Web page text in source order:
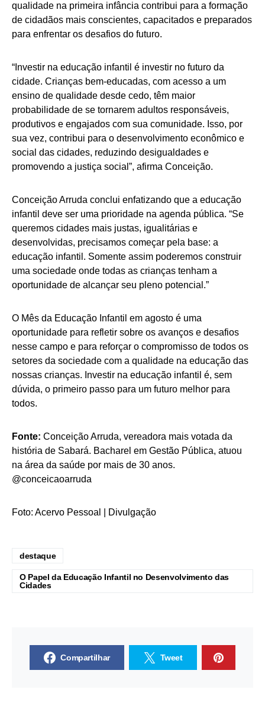
qualidade na primeira infância contribui para a formação
de cidadãos mais conscientes, capacitados e preparados
para enfrentar os desafios do futuro.
“Investir na educação infantil é investir no futuro da
cidade. Crianças bem-educadas, com acesso a um
ensino de qualidade desde cedo, têm maior
probabilidade de se tornarem adultos responsáveis,
produtivos e engajados com sua comunidade. Isso, por
sua vez, contribui para o desenvolvimento econômico e
social das cidades, reduzindo desigualdades e
promovendo a justiça social”, afirma Conceição.
Conceição Arruda conclui enfatizando que a educação
infantil deve ser uma prioridade na agenda pública. “Se
queremos cidades mais justas, igualitárias e
desenvolvidas, precisamos começar pela base: a
educação infantil. Somente assim poderemos construir
uma sociedade onde todas as crianças tenham a
oportunidade de alcançar seu pleno potencial.”
O Mês da Educação Infantil em agosto é uma
oportunidade para refletir sobre os avanços e desafios
nesse campo e para reforçar o compromisso de todos os
setores da sociedade com a qualidade na educação das
nossas crianças. Investir na educação infantil é, sem
dúvida, o primeiro passo para um futuro melhor para
todos.
Fonte: Conceição Arruda, vereadora mais votada da
história de Sabará. Bacharel em Gestão Pública, atuou
na área da saúde por mais de 30 anos.
@conceicaoarruda
Foto: Acervo Pessoal | Divulgação
destaque
O Papel da Educação Infantil no Desenvolvimento das
Cidades
Compartilhar Tweet